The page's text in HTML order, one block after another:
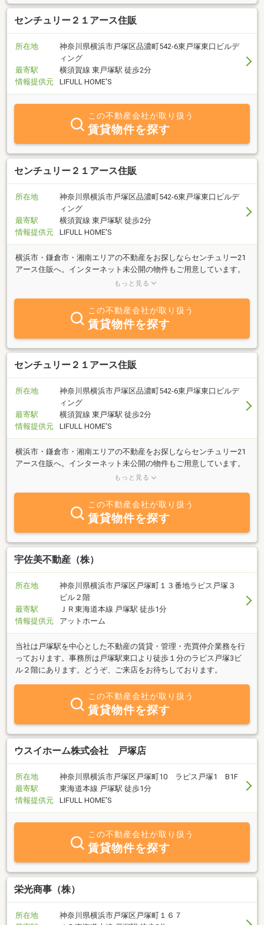
センチュリー２１アース住販
所在地
神奈川県横浜市戸塚区品濃町542-6東戸塚東口ビルデ
ィング
最寄駅
横須賀線 東戸塚駅 徒歩2分
情報提供元
LIFULL HOME'S
この不動産会社が取り扱う
賃貸物件を探す
センチュリー２１アース住販
所在地
神奈川県横浜市戸塚区品濃町542-6東戸塚東口ビルデ
ィング
最寄駅
横須賀線 東戸塚駅 徒歩2分
情報提供元
LIFULL HOME'S
横浜市・鎌倉市・湘南エリアの不動産をお探しならセンチュリー21
アース住販へ。インターネット未公開の物件もご用意しています。
横須賀線、東戸塚駅から徒歩2分の明るい店舗です。駐車場完備し
もっと見る
この不動産会社が取り扱う
賃貸物件を探す
センチュリー２１アース住販
所在地
神奈川県横浜市戸塚区品濃町542-6東戸塚東口ビルデ
ィング
最寄駅
横須賀線 東戸塚駅 徒歩2分
情報提供元
LIFULL HOME'S
横浜市・鎌倉市・湘南エリアの不動産をお探しならセンチュリー21
アース住販へ。インターネット未公開の物件もご用意しています。
横須賀線・東戸塚駅から徒歩2分の明るい店舗です。駐車場完備し
もっと見る
この不動産会社が取り扱う
賃貸物件を探す
宇佐美不動産（株）
所在地
神奈川県横浜市戸塚区戸塚町１３番地ラピス戸塚３
ビル２階
最寄駅
ＪＲ東海道本線 戸塚駅 徒歩1分
情報提供元
アットホーム
当社は戸塚駅を中心とした不動産の賃貸・管理・売買仲介業務を行
っております。事務所は戸塚駅東口より徒歩１分のラピス戸塚3ビ
ル２階にあります。どうぞ、ご来店をお待ちしております。
この不動産会社が取り扱う
賃貸物件を探す
ウスイホーム株式会社 戸塚店
所在地
神奈川県横浜市戸塚区戸塚町10 ラピス戸塚1 B1F
最寄駅
東海道本線 戸塚駅 徒歩1分
情報提供元
LIFULL HOME'S
この不動産会社が取り扱う
賃貸物件を探す
栄光商事（株）
所在地
神奈川県横浜市戸塚区戸塚町１６７